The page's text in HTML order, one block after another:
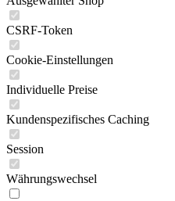
CSRF-Token
Cookie-Einstellungen
Individuelle Preise
Kundenspezifisches Caching
Session
Währungswechsel